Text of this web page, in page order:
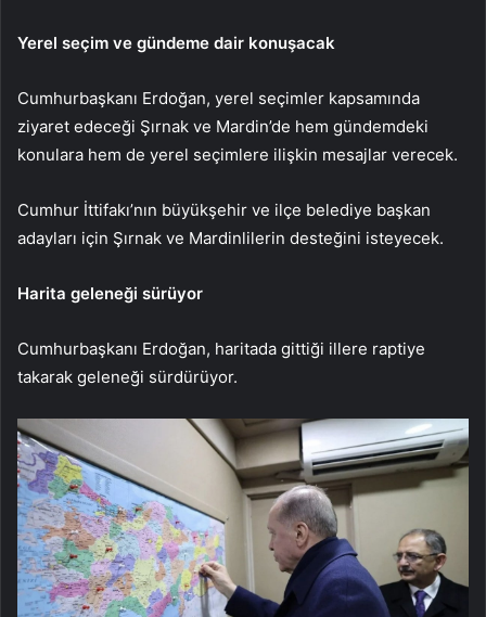
Yerel seçim ve gündeme dair konuşacak
Cumhurbaşkanı Erdoğan, yerel seçimler kapsamında
ziyaret edeceği Şırnak ve Mardin’de hem gündemdeki
konulara hem de yerel seçimlere ilişkin mesajlar verecek.
Cumhur İttifakı’nın büyükşehir ve ilçe belediye başkan
adayları için Şırnak ve Mardinlilerin desteğini isteyecek.
Harita geleneği sürüyor
Cumhurbaşkanı Erdoğan, haritada gittiği illere raptiye
takarak geleneği sürdürüyor.